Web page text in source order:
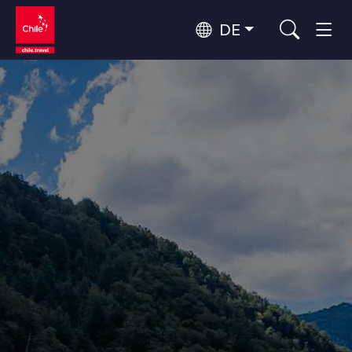
DE
Nach Regionen
Atacama-Wüste und Altiplano
Wüste und Altiplano, Täler und Dörfer, Berg und Schnee
Patagonien und Antarktis
Patagonien, Täler und Dörfer, Antarktis
Rapa Nui und Juan-Fernández-Archipel
Inseln, Strand
Santiago, Valparaíso und die Weintäler
Abenteuer und Sport
Städtetourismus
Top 10 der beliebtesten
Top 10 der beliebtesten
Attraktionen